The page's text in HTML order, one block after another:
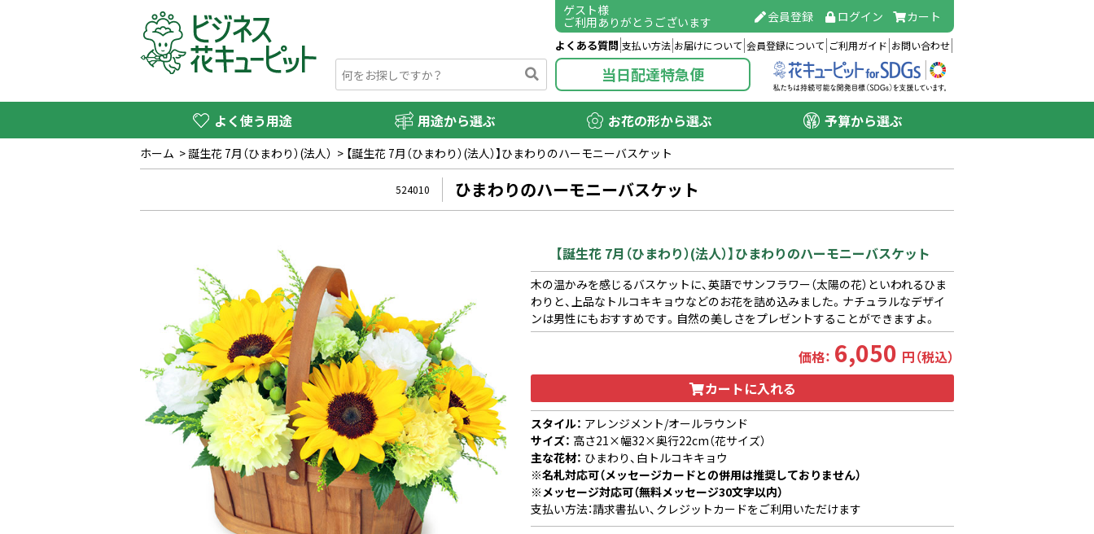
ゲスト様
ご利用ありがとうございます 会員登録 ログイン カート
よくある質問 支払い方法 お届けについて 会員登録について ご利用ガイド お問い合わせ
当日配達特急便
よく使う用途 用途から選ぶ お花の形から選ぶ 予算から選ぶ
ホーム >誕生花 7月（ひまわり）(法人） > 【誕生花 7月（ひまわり）(法人）】ひまわりのハーモニーバスケット
524010 ひまわりのハーモニーバスケット
【誕生花 7月（ひまわり）(法人）】ひまわりのハーモニーバスケット
木の温かみを感じるバスケットに、英語でサンフラワー（太陽の花）といわれるひま
わりと、上品なトルコキキョウなどのお花を詰め込みました。ナチュラルなデザイ
ンは男性にもおすすめです。自然の美しさをプレゼントすることができますよ。
価格： 6,050 円（税込）
カートに入れる
スタイル： アレンジメント/オールラウンド
サイズ： 高さ21×幅32×奥行22cm（花サイズ）
主な花材： ひまわり、白トルコキキョウ
※名札対応可（メッセージカードとの併用は推奨しておりません）
※メッセージ対応可（無料メッセージ30文字以内）
支払い方法：請求書払い、クレジットカードをご利用いただけます